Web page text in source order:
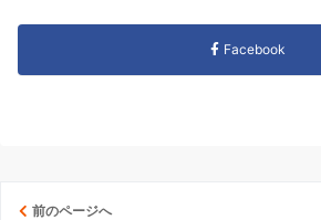
Facebook
前のページへ